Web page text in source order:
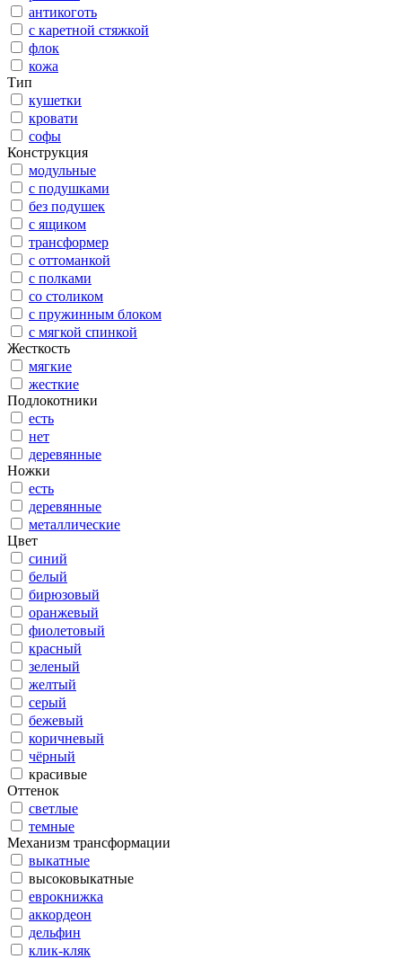
антикоготь
с каретной стяжкой
флок
кожа
Тип
кушетки
кровати
софы
Конструкция
модульные
с подушками
без подушек
с ящиком
трансформер
с оттоманкой
с полками
со столиком
с пружинным блоком
с мягкой спинкой
Жесткость
мягкие
жесткие
Подлокотники
есть
нет
деревянные
Ножки
есть
деревянные
металлические
Цвет
синий
белый
бирюзовый
оранжевый
фиолетовый
красный
зеленый
желтый
серый
бежевый
коричневый
чёрный
красивые
Оттенок
светлые
темные
Механизм трансформации
выкатные
высоковыкатные
еврокнижка
аккордеон
дельфин
клик-кляк